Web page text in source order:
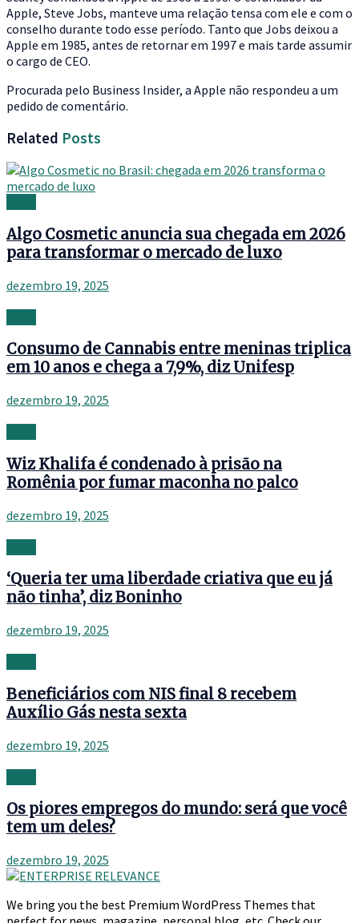
Apple, Steve Jobs, manteve uma relação tensa com ele e com o
conselho durante todo esse período. Tanto que Jobs deixou a
Apple em 1985, antes de retornar em 1997 e mais tarde assumir
o cargo de CEO.
Procurada pelo Business Insider, a Apple não respondeu a um
pedido de comentário.
Related Posts
Algo Cosmetic anuncia sua chegada em 2026
para transformar o mercado de luxo
dezembro 19, 2025
Consumo de Cannabis entre meninas triplica
em 10 anos e chega a 7,9%, diz Unifesp
dezembro 19, 2025
Wiz Khalifa é condenado à prisão na
Romênia por fumar maconha no palco
dezembro 19, 2025
‘Queria ter uma liberdade criativa que eu já
não tinha’, diz Boninho
dezembro 19, 2025
Beneficiários com NIS final 8 recebem
Auxílio Gás nesta sexta
dezembro 19, 2025
Os piores empregos do mundo: será que você
tem um deles?
dezembro 19, 2025
We bring you the best Premium WordPress Themes that